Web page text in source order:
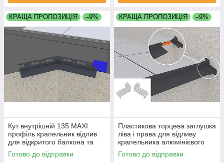
КРАЩА ПРОПОЗИЦІЯ –9%
Кут внутрішній 135 MAXI
профіль крапельник відлив
для відкритого балкона та
тераси, установа під плитку
колір графіт антрацит
Готово до відправки
КРАЩА ПРОПОЗИЦІЯ –9%
Пластикова торцева заглушка
ліва і права для відливу
крапельника алюмінієвого
профілю MAXI колір графіт
антрацит матовий
Готово до відправки